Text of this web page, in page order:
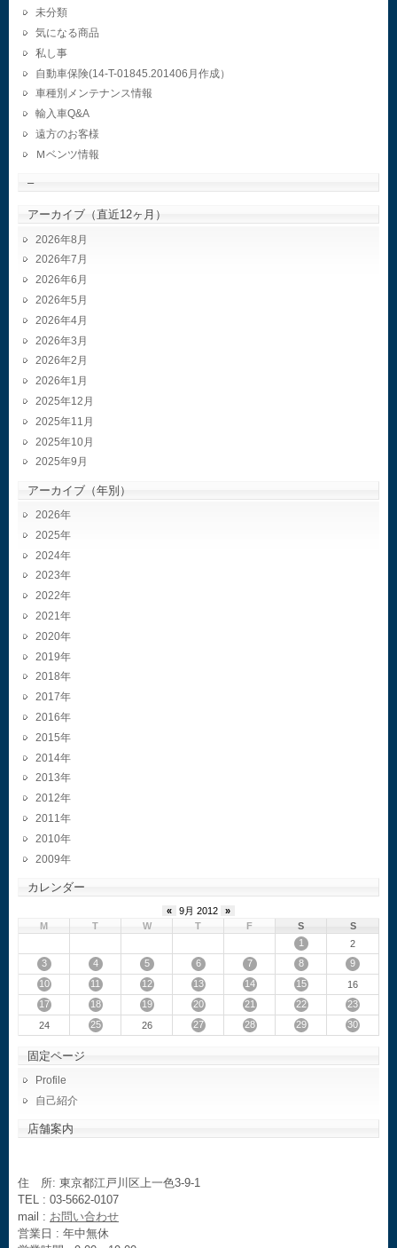
未分類
気になる商品
私し事
自動車保険(14-T-01845.201406月作成）
車種別メンテナンス情報
輸入車Q&A
遠方のお客様
Ｍベンツ情報
–
アーカイブ（直近12ヶ月）
2026年8月
2026年7月
2026年6月
2026年5月
2026年4月
2026年3月
2026年2月
2026年1月
2025年12月
2025年11月
2025年10月
2025年9月
アーカイブ（年別）
2026
2025
2024
2023
2022
2021
2020
2019
2018
2017
2016
2015
2014
2013
2012
2011
2010
2009
カレンダー
« 9月 2012
»
M
T W T F S
S
1
2
3
4 5 6 7 8
9
10
11 12 13 14 15
16
17
18 19 20 21 22
23
24
25 26 27 28 29 30
固定ページ
Profile
自己紹介
店舗案内
住 所: 東京都江戸川区上一色3-9-1
TEL : 03-5662-0107
mail : お問い合わせ
営業日 : 年中無休